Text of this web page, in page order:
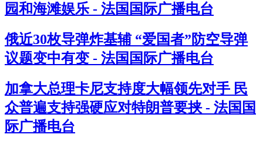
园和海滩娱乐 - 法国国际广播电台
俄近30枚导弹炸基辅 “爱国者”防空导弹
议题变中有变 - 法国国际广播电台
加拿大总理卡尼支持度大幅领先对手 民
众普遍支持强硬应对特朗普要挟 - 法国国
际广播电台